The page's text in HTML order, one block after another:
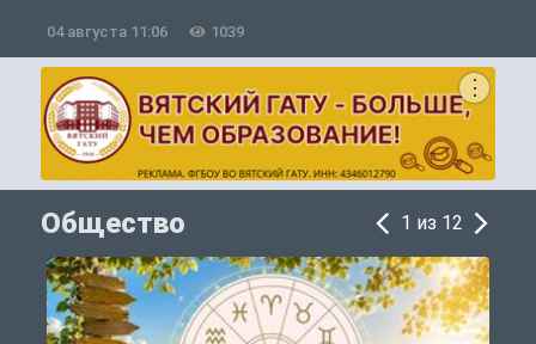
04 августа 11:06 1039
Общество 1 из 12